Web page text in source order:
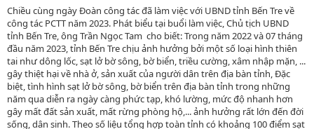
Chiều cùng ngày Đoàn công tác đã làm việc với UBND tỉnh Bến Tre về
công tác PCTT năm 2023. Phát biểu tại buổi làm việc, Chủ tịch UBND
tỉnh Bến Tre, ông Trần Ngọc Tam cho biết: Trong năm 2022 và 07 tháng
đầu năm 2023, tỉnh Bến Tre chịu ảnh hưởng bởi một số loại hình thiên
tai như dông lốc, sạt lở bờ sông, bờ biển, triều cường, xâm nhập mặn, ...
gây thiệt hại về nhà ở, sản xuất của người dân trên địa bàn tỉnh, Đặc
biệt, tình hình sạt lở bờ sông, bờ biển trên địa bàn tỉnh trong những
năm qua diễn ra ngày càng phức tạp, khó lường, mức độ nhanh hơn
gây mất đất sản xuất, mất rừng phòng hộ,... ảnh hưởng rất lớn đến đời
sống, dân sinh. Theo số liệu tổng hợp toàn tỉnh có khoảng 100 điểm sạt